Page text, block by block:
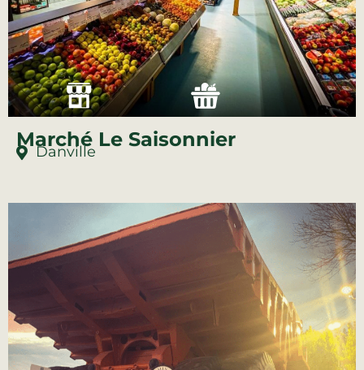
Marché Le Saisonnier
Danville